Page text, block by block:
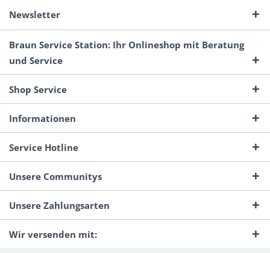
Newsletter
Braun Service Station: Ihr Onlineshop mit Beratung
und Service
Shop Service
Informationen
Service Hotline
Unsere Communitys
Unsere Zahlungsarten
Wir versenden mit: